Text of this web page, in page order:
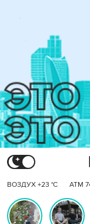
ВОЗДУХ +23 °C АТМ